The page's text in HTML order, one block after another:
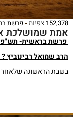
152,378 צפיות פרשת
אמת שמושלכת
פרשת בראשית- תש"פ
הרב שמואל רבינוביץ
בשבת הראשונה שלאחר